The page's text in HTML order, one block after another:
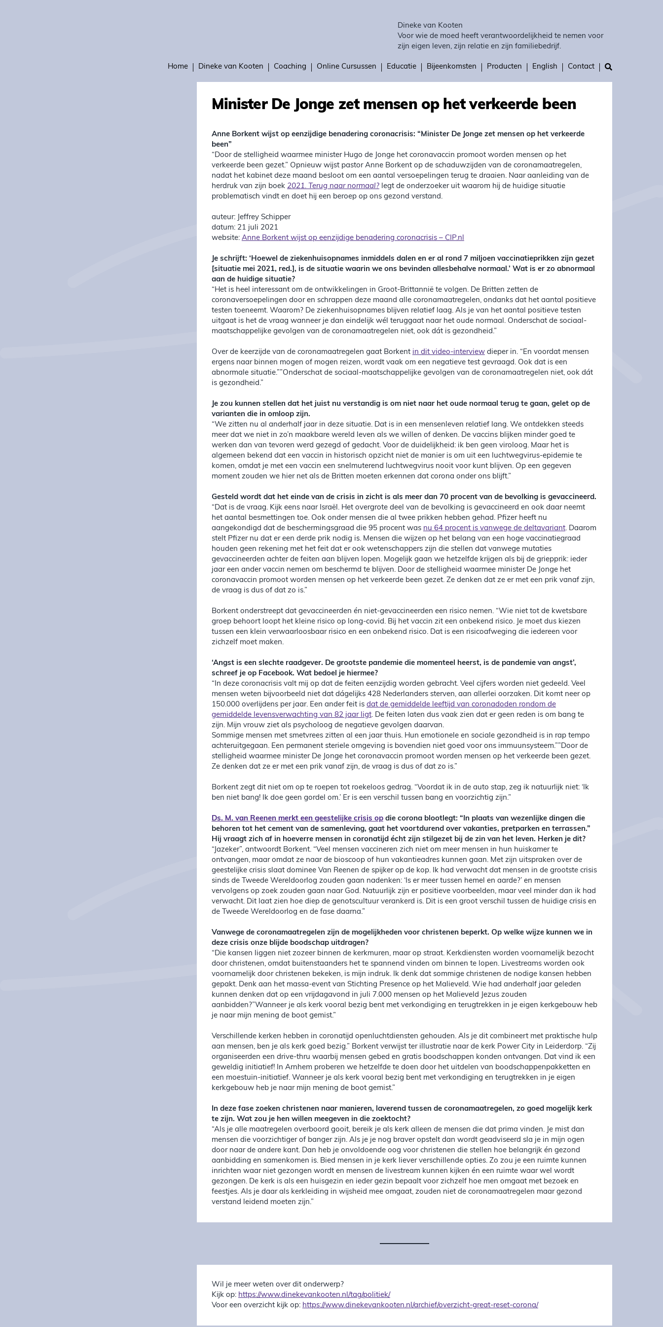
Dineke van Kooten
Voor wie de moed heeft verantwoordelijkheid te nemen voor
zijn eigen leven, zijn relatie en zijn familiebedrijf.
Home Dineke van Kooten Coaching Online Cursussen Educatie Bijeenkomsten Producten English Contact
Minister De Jonge zet mensen op het verkeerde been
Anne Borkent wijst op eenzijdige benadering coronacrisis: “Minister De Jonge zet mensen op het verkeerde
been”
“Door de stelligheid waarmee minister Hugo de Jonge het coronavaccin promoot worden mensen op het
verkeerde been gezet.” Opnieuw wijst pastor Anne Borkent op de schaduwzijden van de coronamaatregelen,
nadat het kabinet deze maand besloot om een aantal versoepelingen terug te draaien. Naar aanleiding van de
herdruk van zijn boek 2021. Terug naar normaal? legt de onderzoeker uit waarom hij de huidige situatie
problematisch vindt en doet hij een beroep op ons gezond verstand.
auteur: Jeffrey Schipper
datum: 21 juli 2021
website: Anne Borkent wijst op eenzijdige benadering coronacrisis – CIP.nl
Je schrijft: ‘Hoewel de ziekenhuisopnames inmiddels dalen en er al rond 7 miljoen vaccinatieprikken zijn gezet
[situatie mei 2021, red.], is de situatie waarin we ons bevinden allesbehalve normaal.’ Wat is er zo abnormaal
aan de huidige situatie?
“Het is heel interessant om de ontwikkelingen in Groot-Brittannië te volgen. De Britten zetten de
coronaversoepelingen door en schrappen deze maand alle coronamaatregelen, ondanks dat het aantal positieve
testen toeneemt. Waarom? De ziekenhuisopnames blijven relatief laag. Als je van het aantal positieve testen
uitgaat is het de vraag wanneer je dan eindelijk wél teruggaat naar het oude normaal. Onderschat de sociaal-
maatschappelijke gevolgen van de coronamaatregelen niet, ook dát is gezondheid.”
Over de keerzijde van de coronamaatregelen gaat Borkent in dit video-interviewdieper in. “En voordat mensen
ergens naar binnen mogen of mogen reizen, wordt vaak om een negatieve test gevraagd. Ook dat is een
abnormale situatie.””Onderschat de sociaal-maatschappelijke gevolgen van de coronamaatregelen niet, ook dát
is gezondheid.”
Je zou kunnen stellen dat het juist nu verstandig is om niet naar het oude normaal terug te gaan, gelet op de
varianten die in omloop zijn.
“We zitten nu al anderhalf jaar in deze situatie. Dat is in een mensenleven relatief lang. We ontdekken steeds
meer dat we niet in zo’n maakbare wereld leven als we willen of denken. De vaccins blijken minder goed te
werken dan van tevoren werd gezegd of gedacht. Voor de duidelijkheid: ik ben geen viroloog. Maar het is
algemeen bekend dat een vaccin in historisch opzicht niet de manier is om uit een luchtwegvirus-epidemie te
komen, omdat je met een vaccin een snelmuterend luchtwegvirus nooit voor kunt blijven. Op een gegeven
moment zouden we hier net als de Britten moeten erkennen dat corona onder ons blijft.”
Gesteld wordt dat het einde van de crisis in zicht is als meer dan 70 procent van de bevolking is gevaccineerd.
“Dat is de vraag. Kijk eens naar Israël. Het overgrote deel van de bevolking is gevaccineerd en ook daar neemt
het aantal besmettingen toe. Ook onder mensen die al twee prikken hebben gehad. Pfizer heeft nu
aangekondigd dat de beschermingsgraad die 95 procent was nu 64 procent is vanwege de deltavariant. Daarom
stelt Pfizer nu dat er een derde prik nodig is. Mensen die wijzen op het belang van een hoge vaccinatiegraad
houden geen rekening met het feit dat er ook wetenschappers zijn die stellen dat vanwege mutaties
gevaccineerden achter de feiten aan blijven lopen. Mogelijk gaan we hetzelfde krijgen als bij de griepprik: ieder
jaar een ander vaccin nemen om beschermd te blijven. Door de stelligheid waarmee minister De Jonge het
coronavaccin promoot worden mensen op het verkeerde been gezet. Ze denken dat ze er met een prik vanaf zijn,
de vraag is dus of dat zo is.”
Borkent onderstreept dat gevaccineerden én niet-gevaccineerden een risico nemen. “Wie niet tot de kwetsbare
groep behoort loopt het kleine risico op long-covid. Bij het vaccin zit een onbekend risico. Je moet dus kiezen
tussen een klein verwaarloosbaar risico en een onbekend risico. Dat is een risicoafweging die iedereen voor
zichzelf moet maken.
‘Angst is een slechte raadgever. De grootste pandemie die momenteel heerst, is de pandemie van angst’,
schreef je op Facebook. Wat bedoel je hiermee?
“In deze coronacrisis valt mij op dat de feiten eenzijdig worden gebracht. Veel cijfers worden niet gedeeld. Veel
mensen weten bijvoorbeeld niet dat dágelijks 428 Nederlanders sterven, aan allerlei oorzaken. Dit komt neer op
150.000 overlijdens per jaar. Een ander feit is dat de gemiddelde leeftijd van coronadoden rondom de
gemiddelde levensverwachting van 82 jaar ligt. De feiten laten dus vaak zien dat er geen reden is om bang te
zijn. Mijn vrouw ziet als psycholoog de negatieve gevolgen daarvan.
Sommige mensen met smetvrees zitten al een jaar thuis. Hun emotionele en sociale gezondheid is in rap tempo
achteruitgegaan. Een permanent steriele omgeving is bovendien niet goed voor ons immuunsysteem.””Door de
stelligheid waarmee minister De Jonge het coronavaccin promoot worden mensen op het verkeerde been gezet.
Ze denken dat ze er met een prik vanaf zijn, de vraag is dus of dat zo is.”
Borkent zegt dit niet om op te roepen tot roekeloos gedrag. “Voordat ik in de auto stap, zeg ik natuurlijk niet: ‘Ik
ben niet bang! Ik doe geen gordel om.’ Er is een verschil tussen bang en voorzichtig zijn.”
Ds. M. van Reenen merkt een geestelijke crisis opdie corona blootlegt: “In plaats van wezenlijke dingen die
behoren tot het cement van de samenleving, gaat het voortdurend over vakanties, pretparken en terrassen.”
Hij vraagt zich af in hoeverre mensen in coronatijd écht zijn stilgezet bij de zin van het leven. Herken je dit?
“Jazeker”, antwoordt Borkent. “Veel mensen vaccineren zich niet om meer mensen in hun huiskamer te
ontvangen, maar omdat ze naar de bioscoop of hun vakantieadres kunnen gaan. Met zijn uitspraken over de
geestelijke crisis slaat dominee Van Reenen de spijker op de kop. Ik had verwacht dat mensen in de grootste crisis
sinds de Tweede Wereldoorlog zouden gaan nadenken: ‘Is er meer tussen hemel en aarde?’ en mensen
vervolgens op zoek zouden gaan naar God. Natuurlijk zijn er positieve voorbeelden, maar veel minder dan ik had
verwacht. Dit laat zien hoe diep de genotscultuur verankerd is. Dit is een groot verschil tussen de huidige crisis en
de Tweede Wereldoorlog en de fase daarna.”
Vanwege de coronamaatregelen zijn de mogelijkheden voor christenen beperkt. Op welke wijze kunnen we in
deze crisis onze blijde boodschap uitdragen?
“Die kansen liggen niet zozeer binnen de kerkmuren, maar op straat. Kerkdiensten worden voornamelijk bezocht
door christenen, omdat buitenstaanders het te spannend vinden om binnen te lopen. Livestreams worden ook
voornamelijk door christenen bekeken, is mijn indruk. Ik denk dat sommige christenen de nodige kansen hebben
gepakt. Denk aan het massa-event van Stichting Presence op het Malieveld. Wie had anderhalf jaar geleden
kunnen denken dat op een vrijdagavond in juli 7.000 mensen op het Malieveld Jezus zouden
aanbidden?”Wanneer je als kerk vooral bezig bent met verkondiging en terugtrekken in je eigen kerkgebouw heb
je naar mijn mening de boot gemist.”
Verschillende kerken hebben in coronatijd openluchtdiensten gehouden. Als je dit combineert met praktische hulp
aan mensen, ben je als kerk goed bezig.” Borkent verwijst ter illustratie naar de kerk Power City in Leiderdorp. “Zij
organiseerden een drive-thru waarbij mensen gebed en gratis boodschappen konden ontvangen. Dat vind ik een
geweldig initiatief! In Arnhem proberen we hetzelfde te doen door het uitdelen van boodschappenpakketten en
een moestuin-initiatief. Wanneer je als kerk vooral bezig bent met verkondiging en terugtrekken in je eigen
kerkgebouw heb je naar mijn mening de boot gemist.”
In deze fase zoeken christenen naar manieren, laverend tussen de coronamaatregelen, zo goed mogelijk kerk
te zijn. Wat zou je hen willen meegeven in die zoektocht?
“Als je alle maatregelen overboord gooit, bereik je als kerk alleen de mensen die dat prima vinden. Je mist dan
mensen die voorzichtiger of banger zijn. Als je je nog braver opstelt dan wordt geadviseerd sla je in mijn ogen
door naar de andere kant. Dan heb je onvoldoende oog voor christenen die stellen hoe belangrijk én gezond
aanbidding en samenkomen is. Bied mensen in je kerk liever verschillende opties. Zo zou je een ruimte kunnen
inrichten waar niet gezongen wordt en mensen de livestream kunnen kijken én een ruimte waar wel wordt
gezongen. De kerk is als een huisgezin en ieder gezin bepaalt voor zichzelf hoe men omgaat met bezoek en
feestjes. Als je daar als kerkleiding in wijsheid mee omgaat, zouden niet de coronamaatregelen maar gezond
verstand leidend moeten zijn.”
Wil je meer weten over dit onderwerp?
Kijk op: https://www.dinekevankooten.nl/tag/politiek/
Voor een overzicht kijk op: https://www.dinekevankooten.nl/archief/overzicht-great-reset-corona/